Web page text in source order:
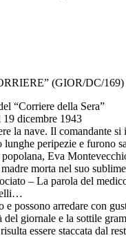
(GIOR/DC/169)
“Corriere della Sera”
dicembre 1943
la nave. Il comandante
peripezie e
Eva
morta nel suo
– La parola del
arredare con
giornale e la sottile
essere staccata dal